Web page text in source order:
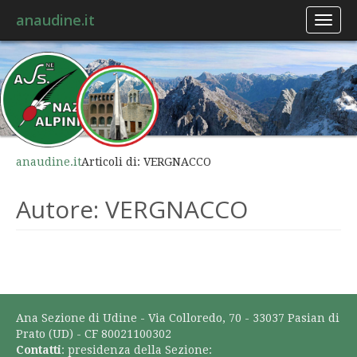
anaudine.it
anaudine.itArticoli di: VERGNACCO
Autore: VERGNACCO
Ana Sezione di Udine - Via Colloredo, 70 - 33037 Pasian di
Prato (UD) - CF 80021100302
Contatti: presidenza della Sezione: